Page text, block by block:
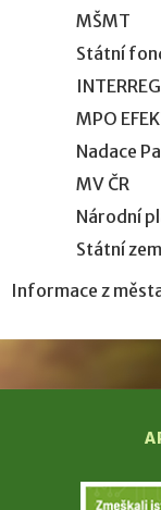
MŠMT
Státní
INTERREG
MPO
Nadace
MV ČR
Národní
Státní
Informace z